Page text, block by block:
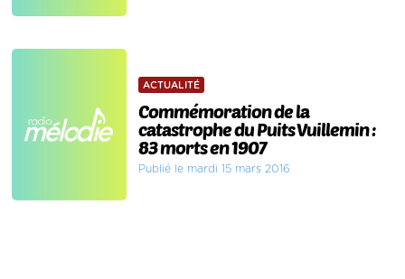
ACTUALITÉ
Commémoration de la
catastrophe du Puits Vuillemin :
83 morts en 1907
Publié le mardi 15 mars 2016